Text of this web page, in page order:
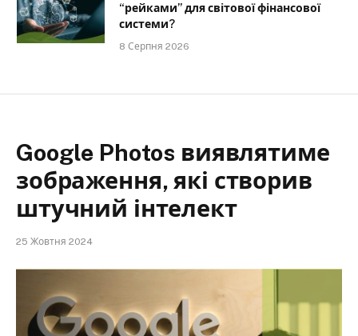
“рейками” для світової фінансової
системи?
8 Серпня 2026
Google Photos виявлятиме
зображення, які створив
штучний інтелект
25 Жовтня 2024